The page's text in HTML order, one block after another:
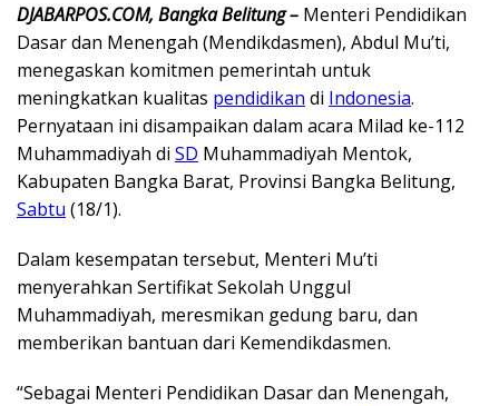
DJABARPOS.COM, Bangka Belitung – Menteri Pendidikan
Dasar dan Menengah (Mendikdasmen), Abdul Mu’ti,
menegaskan komitmen pemerintah untuk
meningkatkan kualitas pendidikan di Indonesia.
Pernyataan ini disampaikan dalam acara Milad ke-112
Muhammadiyah di SD Muhammadiyah Mentok,
Kabupaten Bangka Barat, Provinsi Bangka Belitung,
Sabtu (18/1).
Dalam kesempatan tersebut, Menteri Mu’ti
menyerahkan Sertifikat Sekolah Unggul
Muhammadiyah, meresmikan gedung baru, dan
memberikan bantuan dari Kemendikdasmen.
“Sebagai Menteri Pendidikan Dasar dan Menengah,